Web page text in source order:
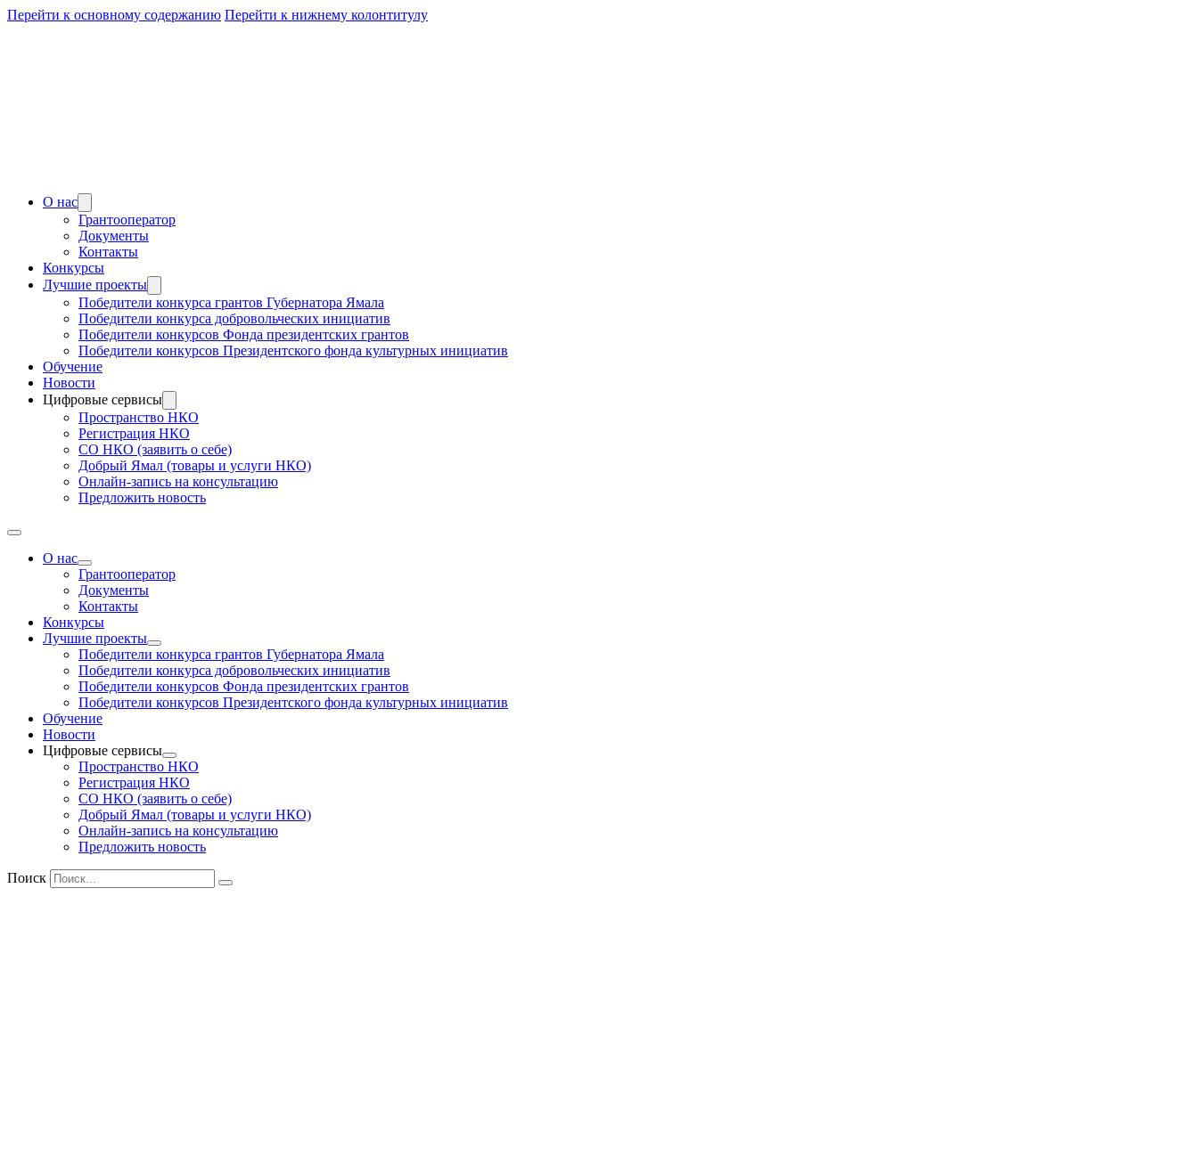
Перейти к основному содержанию Перейти к нижнему колонтитулу
О нас
Грантооператор
Документы
Контакты
Конкурсы
Лучшие проекты
Победители конкурса грантов Губернатора Ямала
Победители конкурса добровольческих инициатив
Победители конкурсов Фонда президентских грантов
Победители конкурсов Президентского фонда культурных инициатив
Обучение
Новости
Цифровые сервисы
Пространство НКО
Регистрация НКО
СО НКО (заявить о себе)
Добрый Ямал (товары и услуги НКО)
Онлайн-запись на консультацию
Предложить новость
О нас
Грантооператор
Документы
Контакты
Конкурсы
Лучшие проекты
Победители конкурса грантов Губернатора Ямала
Победители конкурса добровольческих инициатив
Победители конкурсов Фонда президентских грантов
Победители конкурсов Президентского фонда культурных инициатив
Обучение
Новости
Цифровые сервисы
Пространство НКО
Регистрация НКО
СО НКО (заявить о себе)
Добрый Ямал (товары и услуги НКО)
Онлайн-запись на консультацию
Предложить новость
Поиск